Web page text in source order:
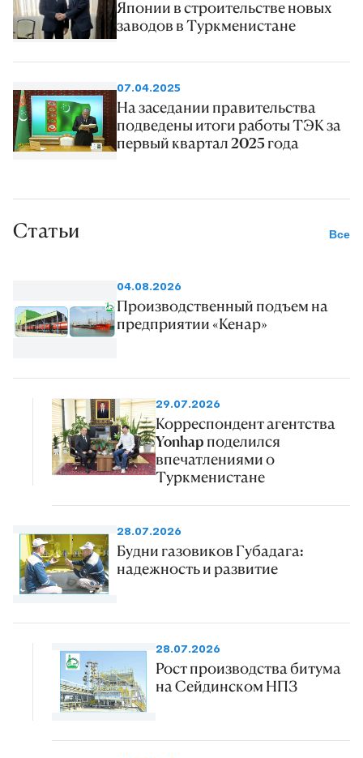
Японии в строительстве новых
заводов в Туркменистане
07.04.2025
На заседании правительства
подведены итоги работы ТЭК за
первый квартал 2025 года
Статьи Все
04.08.2026
Производственный подъем на
предприятии «Кенар»
29.07.2026
Корреспондент агентства
Yonhap поделился
впечатлениями о
Туркменистане
28.07.2026
Будни газовиков Губадага:
надежность и развитие
28.07.2026
Рост производства битума
на Сейдинском НПЗ